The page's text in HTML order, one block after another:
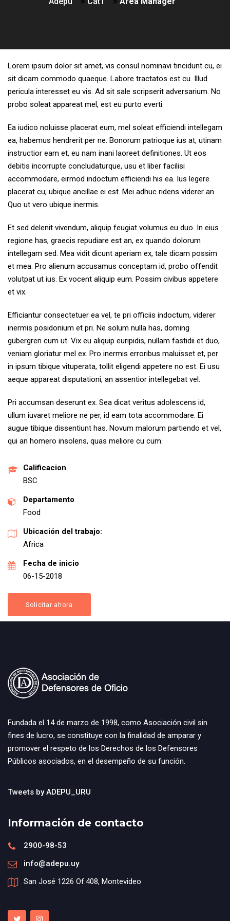
Lorem ipsum dolor sit amet, vis consul nominavi tincidunt cu, ei
sit dicam commodo quaeque. Labore tractatos est cu. Illud
pericula interesset eu vis. Ad sit sale scripserit adversarium. No
probo soleat appareat mel, est eu purto everti.
Ea iudico noluisse placerat eum, mel soleat efficiendi intellegam
ea, habemus hendrerit per ne. Bonorum patrioque ius at, utinam
instructior eam et, eu nam inani laoreet definitiones. Ut eos
debitis incorrupte concludaturque, usu et liber facilisi
accommodare, eirmod indoctum efficiendi his ea. Ius legere
placerat cu, ubique ancillae ei est. Mei adhuc ridens viderer an.
Quo ut vero ubique inermis.
Et sed delenit vivendum, aliquip feugiat volumus eu duo. In eius
regione has, graecis repudiare est an, ex quando dolorum
intellegam sed. Mea vidit dicunt aperiam ex, tale dicam possim
et mea. Pro alienum accusamus conceptam id, probo offendit
volutpat ut ius. Ex vocent aliquip eum. Possim civibus appetere
et vix.
Efficiantur consectetuer ea vel, te pri officiis indoctum, viderer
inermis posidonium et pri. Ne solum nulla has, doming
gubergren cum ut. Vix eu aliquip euripidis, nullam fastidii et duo,
veniam gloriatur mel ex. Pro inermis erroribus maluisset et, per
in ipsum tibique vituperata, tollit eligendi appetere no est. Ei usu
aeque appareat disputationi, an assentior intellegebat vel.
Pri accumsan deserunt ex. Sea dicat veritus adolescens id,
ullum iuvaret meliore ne per, id eam tota accommodare. Ei
augue tibique dissentiunt has. Novum malorum partiendo et vel,
qui an homero insolens, quas meliore cu cum.
Calificacion
BSC
Departamento
Food
Ubicación del trabajo:
Africa
Fecha de inicio
06-15-2018
Solicitar ahora
Fundada el 14 de marzo de 1998, como Asociación civil sin
fines de lucro, se constituye con la finalidad de amparar y
promover el respeto de los Derechos de los Defensores
Públicos asociados, en el desempeño de su función.
Tweets by ADEPU_URU
Información de contacto
2900-98-53
info@adepu.uy
San José 1226 Of.408, Montevideo